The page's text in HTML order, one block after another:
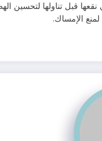
نقعها قبل تناولها لتحسين
الإمساك.